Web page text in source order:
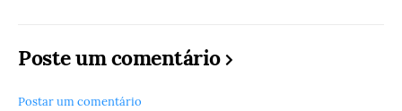
Poste um comentário
Postar um comentário